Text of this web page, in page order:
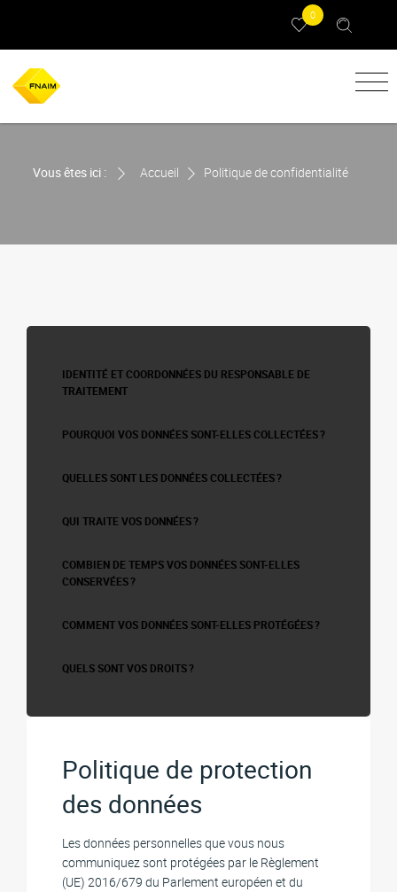
0
Vous êtes ici : Accueil Politique de confidentialité
IDENTITÉ ET COORDONNÉES DU RESPONSABLE DE
TRAITEMENT
POURQUOI VOS DONNÉES SONT-ELLES COLLECTÉES ?
QUELLES SONT LES DONNÉES COLLECTÉES ?
QUI TRAITE VOS DONNÉES ?
COMBIEN DE TEMPS VOS DONNÉES SONT-ELLES
CONSERVÉES ?
COMMENT VOS DONNÉES SONT-ELLES PROTÉGÉES ?
QUELS SONT VOS DROITS ?
Politique de protection
des données
Les données personnelles que vous nous
communiquez sont protégées par le Règlement
(UE) 2016/679 du Parlement européen et du